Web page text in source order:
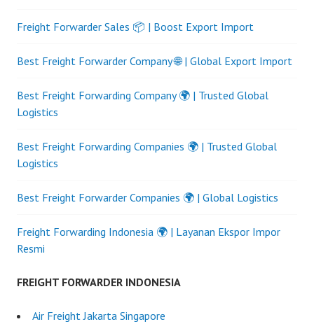
Freight Forwarder Sales 📦 | Boost Export Import
Best Freight Forwarder Company 🌐 | Global Export Import
Best Freight Forwarding Company 🌍 | Trusted Global
Logistics
Best Freight Forwarding Companies 🌍 | Trusted Global
Logistics
Best Freight Forwarder Companies 🌍 | Global Logistics
Freight Forwarding Indonesia 🌍 | Layanan Ekspor Impor
Resmi
FREIGHT FORWARDER INDONESIA
Air Freight Jakarta Singapore